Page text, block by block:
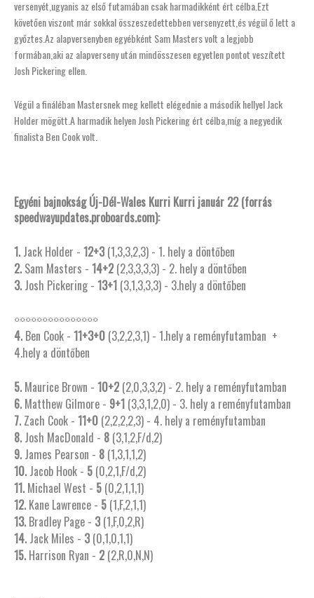
versenyét,ugyanis az első futamában csak harmadikként ért célba.Ezt
követően viszont már sokkal összeszedettebben versenyzett,és végül ő lett a
győztes.Az alapversenyben egyébként Sam Masters volt a legjobb
formában,aki az alapverseny után mindösszesen egyetlen pontot veszített
Josh Pickering ellen.
Végül a fináléban Mastersnek meg kellett elégednie a második hellyel Jack
Holder mögött.A harmadik helyen Josh Pickering ért célba,míg a negyedik
finalista Ben Cook volt.
Egyéni bajnokság Új-Dél-Wales Kurri Kurri január 22 (forrás
speedwayupdates.proboards.com):
1. Jack Holder - 12+3 (1,3,3,2,3) - 1. hely a döntőben
2. Sam Masters - 14+2 (2,3,3,3,3) - 2. hely a döntőben
3. Josh Pickering - 13+1 (3,1,3,3,3) - 3.hely a döntőben
¤¤¤¤¤¤¤¤¤¤¤¤¤¤¤
4. Ben Cook - 11+3+0 (3,2,2,3,1) - 1.hely a reményfutamban +
4.hely a döntőben
5. Maurice Brown - 10+2 (2,0,3,3,2) - 2. hely a reményfutamban
6. Matthew Gilmore - 9+1 (3,3,1,2,0) - 3. hely a reményfutamban
7. Zach Cook - 11+0 (2,2,2,2,3) - 4. hely a reményfutamban
8. Josh MacDonald - 8 (3,1,2,F/d,2)
9. James Pearson - 8 (1,3,1,1,2)
10. Jacob Hook - 5 (0,2,1,F/d,2)
11. Michael West - 5 (0,2,1,1,1)
12. Kane Lawrence - 5 (1,F,2,1,1)
13. Bradley Page - 3 (1,F,0,2,R)
14. Jack Miles - 3 (0,1,0,1,1)
15. Harrison Ryan - 2 (2,R,0,N,N)